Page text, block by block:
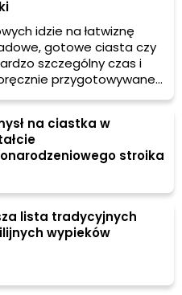
idzie na łatwiznę
gotowe ciasta czy
szczególny czas i
przygotowywane
gdy pragniemy by
zdarzają się wielkie
zrobić, aby świąteczne
na ciastka w
stroika
lista tradycyjnych
wypieków